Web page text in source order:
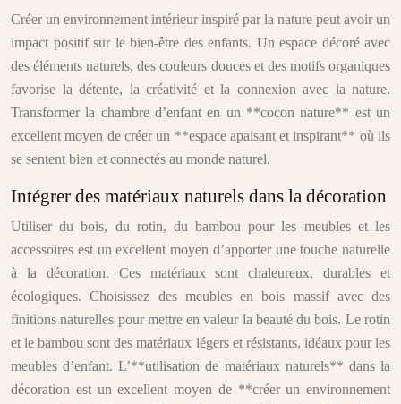
Créer un environnement intérieur inspiré par la nature peut avoir un
impact positif sur le bien-être des enfants. Un espace décoré avec
des éléments naturels, des couleurs douces et des motifs organiques
favorise la détente, la créativité et la connexion avec la nature.
Transformer la chambre d’enfant en un **cocon nature** est un
excellent moyen de créer un **espace apaisant et inspirant** où ils
se sentent bien et connectés au monde naturel.
Intégrer des matériaux naturels dans la décoration
Utiliser du bois, du rotin, du bambou pour les meubles et les
accessoires est un excellent moyen d’apporter une touche naturelle
à la décoration. Ces matériaux sont chaleureux, durables et
écologiques. Choisissez des meubles en bois massif avec des
finitions naturelles pour mettre en valeur la beauté du bois. Le rotin
et le bambou sont des matériaux légers et résistants, idéaux pour les
meubles d’enfant. L’**utilisation de matériaux naturels** dans la
décoration est un excellent moyen de **créer un environnement